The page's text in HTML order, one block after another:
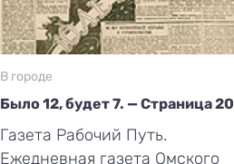
В городе
Было 12, будет 7. — Страница 20
Газета Рабочий Путь.
Ежедневная газета Омского